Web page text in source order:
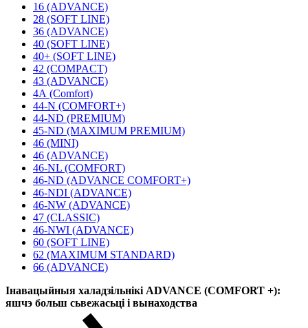
16 (ADVANCE)
28 (SOFT LINE)
36 (ADVANCE)
40 (SOFT LINE)
40+ (SOFT LINE)
42 (COMPACT)
43 (ADVANCE)
4А (Comfort)
44-N (COMFORT+)
44-ND (PREMIUM)
45-ND (MAXIMUM PREMIUM)
46 (MINI)
46 (ADVANCE)
46-NL (COMFORT)
46-ND (ADVANCE COMFORT+)
46-NDI (ADVANCE)
46-NW (ADVANCE)
47 (CLASSIC)
46-NWI (ADVANCE)
60 (SOFT LINE)
62 (MAXIMUM STANDARD)
66 (ADVANCE)
Інавацыйныя халадзільнікі ADVANCE (COMFORT +):
яшчэ больш сьвежасьці і вынаходства